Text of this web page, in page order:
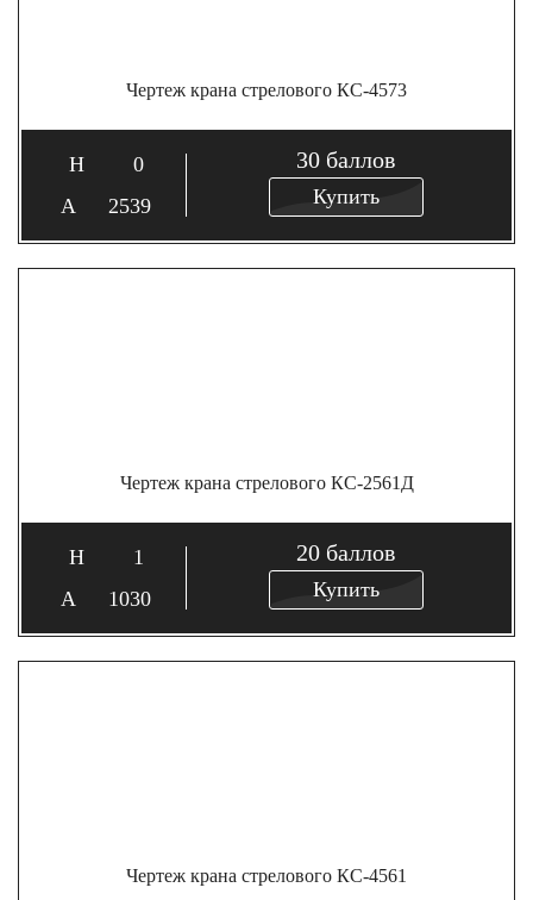
Чертеж крана стрелового КС-4573
0
2539
30 баллов
Купить
Чертеж крана стрелового КС-2561Д
1
1030
20 баллов
Купить
Чертеж крана стрелового КС-4561